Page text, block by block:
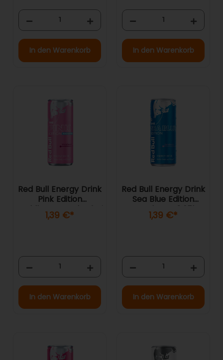
In den Warenkorb In den Warenkorb
Red Bull Energy Drink
Pink Edition
Waldbeere Zuckerfrei
0,25l
1,39 €*
In den Warenkorb
Red Bull Energy Drink
Sea Blue Edition
Juneberry 0,25l
1,39 €*
In den Warenkorb